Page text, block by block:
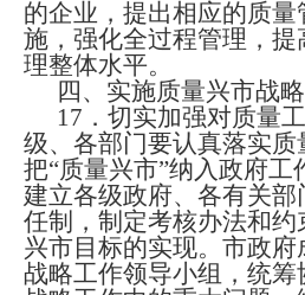
的企业，提出相应的质
施，强化全过程管理，
理整体水平。
四、实施质量兴市战
17 ．切实加强对质量
级、各部门要认真落实质
把“质量兴市”纳入政府工
建立各级政府、各有关
任制，制定考核办法和
兴市目标的实现。市政
战略工作领导小组，统